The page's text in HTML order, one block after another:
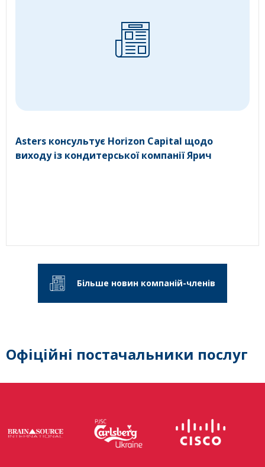
Asters консультує Horizon Capital щодо
виходу із кондитерської компанії Ярич
Більше новин компаній-членів
Офіційні постачальники послуг